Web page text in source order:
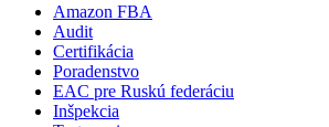
Amazon FBA
Audit
Certifikácia
Poradenstvo
EAC pre Ruskú federáciu
Inšpekcia